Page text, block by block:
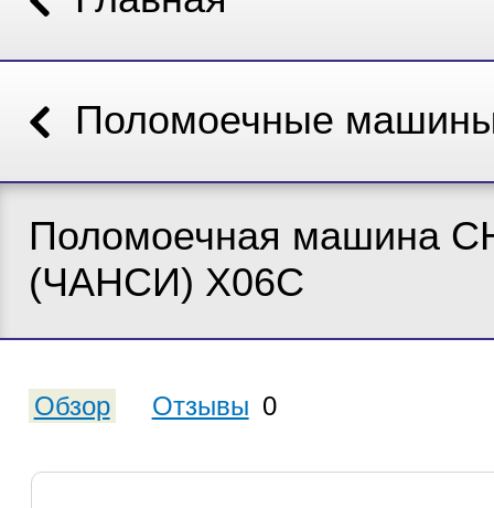
Поломоечные
Поломоечная машина
(ЧАНСИ) X06C
Обзор Отзывы 0